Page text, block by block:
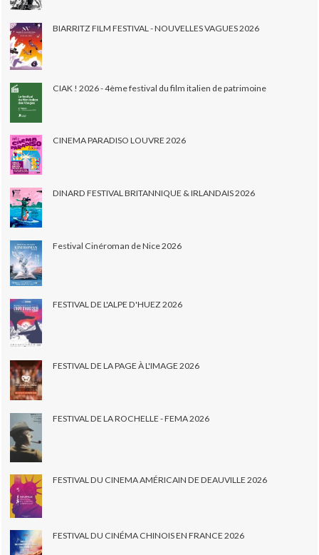
BIARRITZ FILM FESTIVAL - NOUVELLES VAGUES 2026
CIAK ! 2026 - 4ème festival du film italien de patrimoine
CINEMA PARADISO LOUVRE 2026
DINARD FESTIVAL BRITANNIQUE & IRLANDAIS 2026
Festival Cinéroman de Nice 2026
FESTIVAL DE L'ALPE D'HUEZ 2026
FESTIVAL DE LA PAGE À L'IMAGE 2026
FESTIVAL DE LA ROCHELLE - FEMA 2026
FESTIVAL DU CINEMA AMÉRICAIN DE DEAUVILLE 2026
FESTIVAL DU CINÉMA CHINOIS EN FRANCE 2026